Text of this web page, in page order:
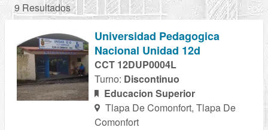
9 Resultados
Universidad Pedagogica
Nacional Unidad 12d
CCT 12DUP0004L
Turno: Discontinuo
Educacion Superior
Tlapa De Comonfort, Tlapa De
Comonfort